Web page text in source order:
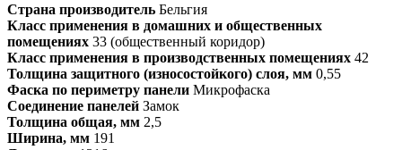
Страна производитель Бельгия
Класс применения в домашних и общественных
помещениях 33 (общественный коридор)
Класс применения в производственных помещениях 42
Толщина защитного (износостойкого) слоя, мм 0,55
Фаска по периметру панели Микрофаска
Соединение панелей Замок
Толщина общая, мм 2,5
Ширина, мм 191